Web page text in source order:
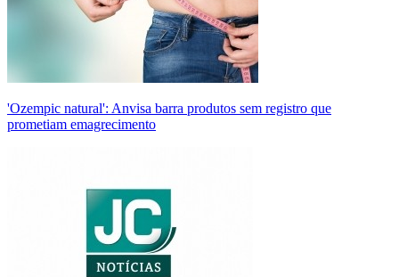
'Ozempic natural': Anvisa barra produtos sem registro que
prometiam emagrecimento